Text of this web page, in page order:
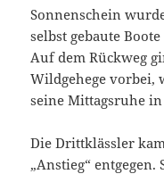
Sonnenschein
selbst gebaute
Auf dem Rückweg
Wildgehege vorbei,
seine Mittagsruhe in
Die Drittklässler
„Anstieg“ entgegen.